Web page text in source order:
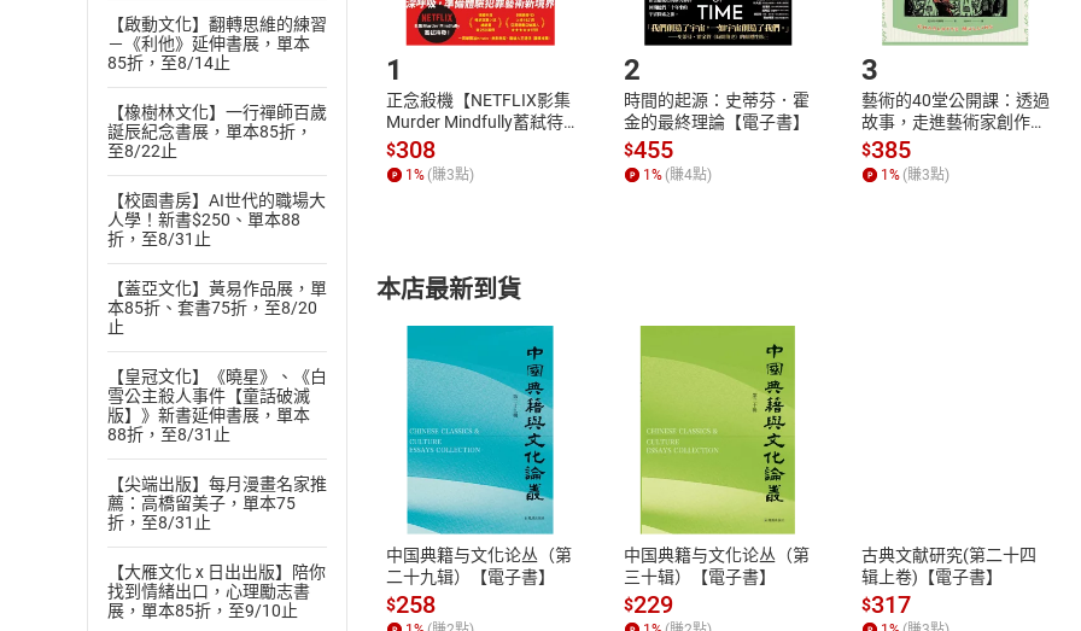
【啟動文化】翻轉思維的練習
－《利他》延伸書展，單本
85折，至8/14止
【橡樹林文化】一行禪師百歲
誕辰紀念書展，單本85折，
至8/22止
【校園書房】AI世代的職場大
人學！新書$250、單本88
折，至8/31止
【蓋亞文化】黃易作品展，單
本85折、套書75折，至8/20
止
【皇冠文化】《曉星》、《白
雪公主殺人事件【童話破滅
版】》新書延伸書展，單本
88折，至8/31止
【尖端出版】每月漫畫名家推
薦：高橋留美子，單本75
折，至8/31止
【大雁文化 x 日出出版】陪你
找到情緒出口，心理勵志書
展，單本85折，至9/10止
Step1.選擇閱讀載具 Step2.登入
付款方式
ATM轉帳、信用卡、LINE PAY、AFTEE
之權利，遽消費者保護法及通訊交
除權合理例外情事適用準則，依商
質各有不同規定。詳細退換貨說明
1
正念殺機【NETFLIX影集
Murder Mindfully蓄弒待
發】【電子書】
$308
1 % (賺3點)
2
時間的起源：史蒂芬．霍
金的最終理論【電子書】
$455
1 % (賺4點)
3
藝術的40堂公開課：透過
故事，走進藝術家創作現
場，看藝術如何誕生、如
何形塑人類生活【電子
書】
$385
1 % (賺3點)
本店最新到貨
中国典籍与文化论丛（第
二十九辑）【電子書】
$258
中国典籍与文化论丛（第
三十辑）【電子書】
$229
古典文献研究(第二十四
辑上卷)【電子書】
$317